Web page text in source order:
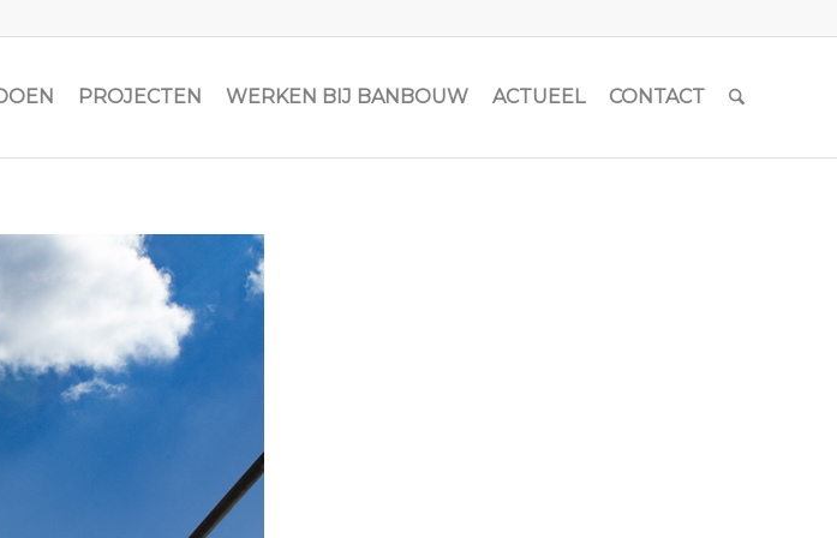
PROJECTEN WERKEN BIJ BANBOUW ACTUEEL CONTACT